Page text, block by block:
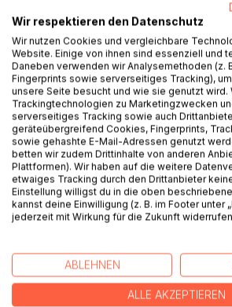
Auf die Merkliste
Titel bewerten
BESCHREIBUNG
Seit den frühen 1980er Jahren arbeitet
Gedanken zur Kunst VIII, 2017-2019
autobiografisch ihren
Auseinandersetzungen, Kämpfe, Krisen,
Wir respektieren den Datenschutz
Wir nutzen Cookies und vergleichbare
Website. Einige von ihnen sind essenziell und
Daneben verwenden wir Analysemethoden (z.
Fingerprints sowie serverseitiges Tracking),
unsere Seite besucht und wie sie genutzt wird.
Trackingtechnologien zu Marketingzwecken
serverseitiges Tracking sowie auch
geräteübergreifend Cookies, Fingerprints,
sowie gehashte E-Mail-Adressen genutzt
betten wir zudem Drittinhalte von anderen
Plattformen). Wir haben auf die weitere
etwaiges Tracking durch den Drittanbieter
Einstellung willigst du in die oben
kannst deine Einwilligung (z. B. im Footer unter
jederzeit mit Wirkung für die Zukunft
ABLEHNEN
ALLE AKZEPTIEREN